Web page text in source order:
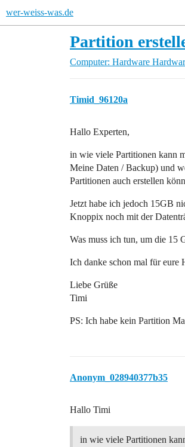
wer-weiss-was.de
Partition
Computer: Hardware
Timid_96120a
Hallo Experten,
in wie viele Partitionen kann
Meine Daten / Backup) und
Partitionen auch erstellen
Jetzt habe ich jedoch 15GB
Knoppix noch mit der
Was muss ich tun, um die 15
Ich danke schon mal für eure
Liebe Grüße
Timi
PS: Ich habe kein Partition
Anonym_028940377b35
Hallo Timi
in wie viele Partitionen